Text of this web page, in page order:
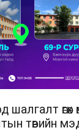
өгөх
төвийн